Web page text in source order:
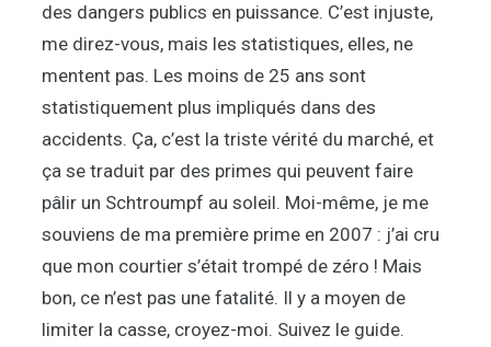
des dangers publics en puissance. C’est injuste,
me direz-vous, mais les statistiques, elles, ne
mentent pas. Les moins de 25 ans sont
statistiquement plus impliqués dans des
accidents. Ça, c’est la triste vérité du marché, et
ça se traduit par des primes qui peuvent faire
pâlir un Schtroumpf au soleil. Moi-même, je me
souviens de ma première prime en 2007 : j’ai cru
que mon courtier s’était trompé de zéro ! Mais
bon, ce n’est pas une fatalité. Il y a moyen de
limiter la casse, croyez-moi. Suivez le guide.